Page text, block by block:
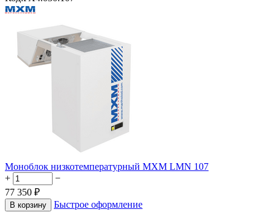
Моноблок низкотемпературный МХМ LMN 107
+
−
77 350 ₽
В корзину
Быстрое оформление